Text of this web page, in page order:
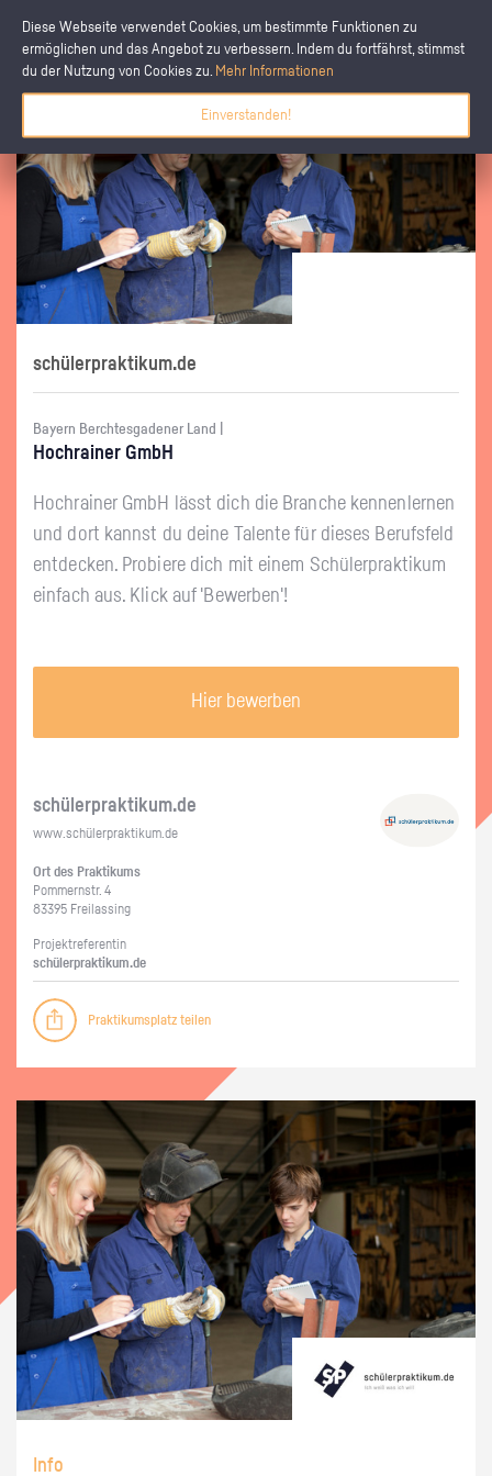
Diese Webseite verwendet Cookies, um bestimmte Funktionen zu
ermöglichen und das Angebot zu verbessern. Indem du fortfährst, stimmst
du der Nutzung von Cookies zu. Mehr Informationen
Einverstanden!
schülerpraktikum.de
Bayern Berchtesgadener Land |
Hoch­rai­ner GmbH
Hoch­rai­ner GmbH lässt dich die Bran­che ken­nen­ler­nen
und dort kannst du deine Ta­len­te für die­ses Be­rufs­feld
ent­de­cken. Pro­bie­re dich mit einem Schü­ler­prak­ti­kum
ein­fach aus. Klick auf 'Be­wer­ben'!
Hier bewerben
schü­ler­prak­ti­kum.de
www.​schüler​prak​tiku​m.​de
Ort des Prak­ti­kums
Pom­mern­str. 4
83395 Frei­las­sing
Pro­jekt­re­fe­ren­tin
schü­ler­prak­ti­kum.de
Praktikumsplatz teilen
Info